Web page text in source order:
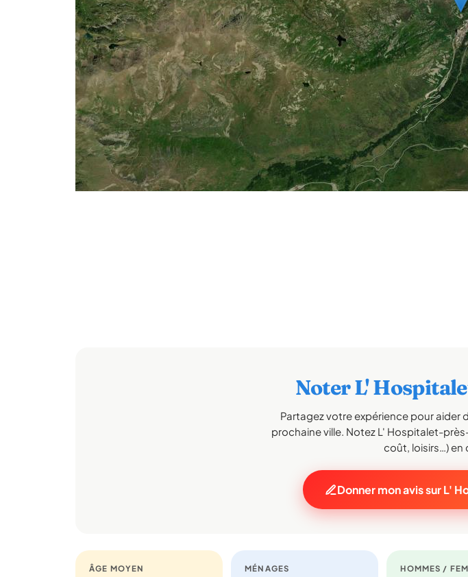
Noter L'
Partagez votre expérience pour aider
prochaine ville. Notez L' Hospitalet-
coût, loisirs…) en
Donner mon avis sur L'
ÂGE MOYEN MÉNAGES HOMMES /